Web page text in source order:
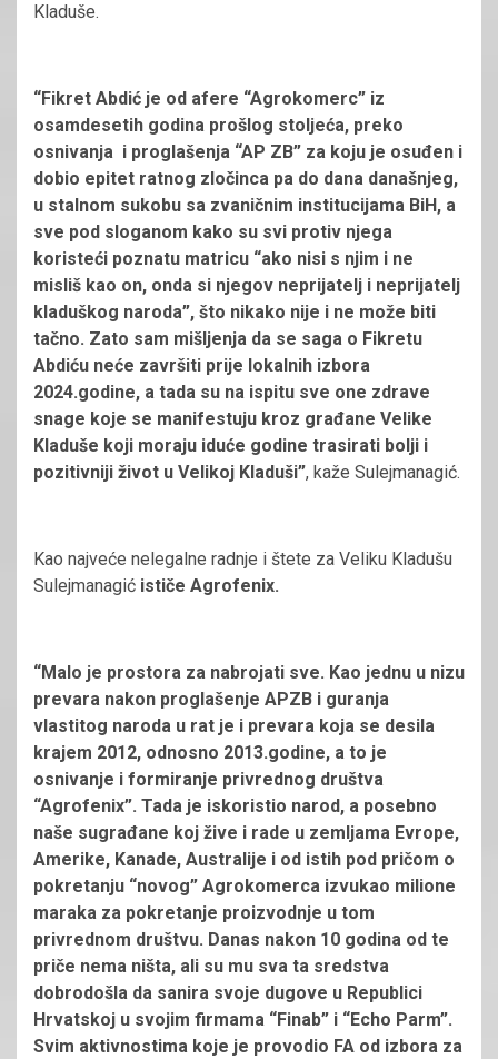
Kladuše.
“Fikret Abdić je od afere “Agrokomerc” iz
osamdesetih godina prošlog stoljeća, preko
osnivanja i proglašenja “AP ZB” za koju je osuđen i
dobio epitet ratnog zločinca pa do dana današnjeg,
u stalnom sukobu sa zvaničnim institucijama BiH, a
sve pod sloganom kako su svi protiv njega
koristeći poznatu matricu “ako nisi s njim i ne
misliš kao on, onda si njegov neprijatelj i neprijatelj
kladuškog naroda”, što nikako nije i ne može biti
tačno. Zato sam mišljenja da se saga o Fikretu
Abdiću neće završiti prije lokalnih izbora
2024.godine, a tada su na ispitu sve one zdrave
snage koje se manifestuju kroz građane Velike
Kladuše koji moraju iduće godine trasirati bolji i
pozitivniji život u Velikoj Kladuši”, kaže Sulejmanagić.
Kao najveće nelegalne radnje i štete za Veliku Kladušu
Sulejmanagić ističe Agrofenix.
“Malo je prostora za nabrojati sve. Kao jednu u nizu
prevara nakon proglašenje APZB i guranja
vlastitog naroda u rat je i prevara koja se desila
krajem 2012, odnosno 2013.godine, a to je
osnivanje i formiranje privrednog društva
“Agrofenix”. Tada je iskoristio narod, a posebno
naše sugrađane koj žive i rade u zemljama Evrope,
Amerike, Kanade, Australije i od istih pod pričom o
pokretanju “novog” Agrokomerca izvukao milione
maraka za pokretanje proizvodnje u tom
privrednom društvu. Danas nakon 10 godina od te
priče nema ništa, ali su mu sva ta sredstva
dobrodošla da sanira svoje dugove u Republici
Hrvatskoj u svojim firmama “Finab” i “Echo Parm”.
Svim aktivnostima koje je provodio FA od izbora za